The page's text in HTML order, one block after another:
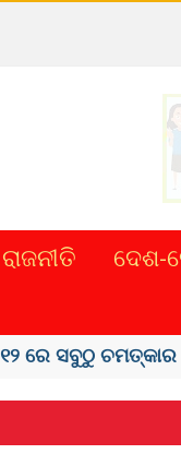
ରାଜନୀତି ଦେଶ-
କେରଳରେ ‘ରାଟ୍